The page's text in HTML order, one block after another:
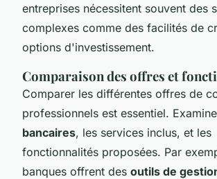
entreprises nécessitent souvent des
complexes comme des facilités de
options d'investissement.
Comparaison des offres et
Comparer les différentes offres de
professionnels est essentiel.
bancaires, les services inclus, et les
fonctionnalités proposées. Par
banques offrent des outils de